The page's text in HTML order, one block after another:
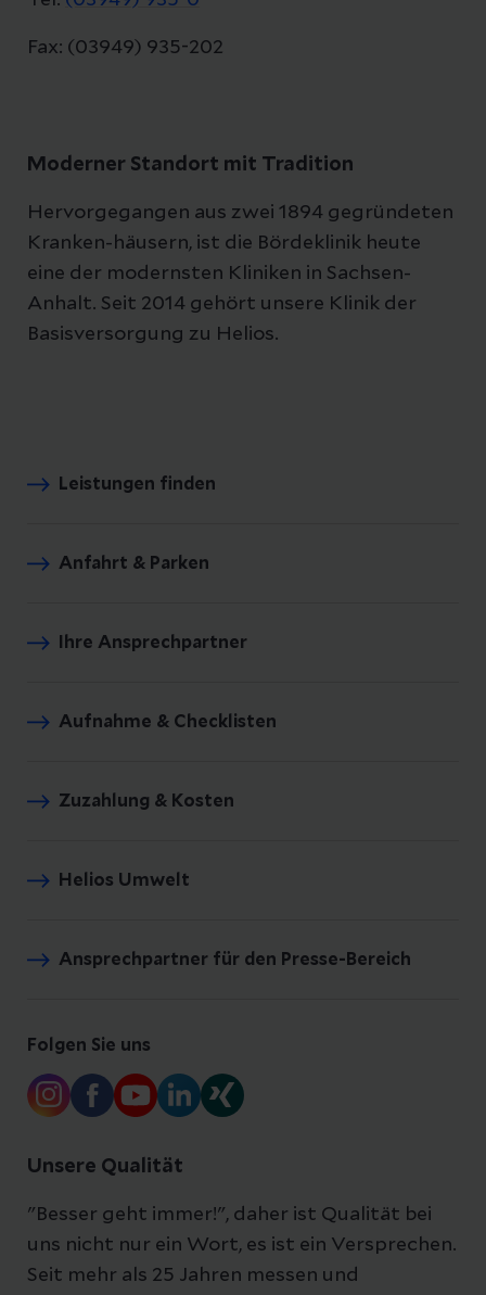
Fax: (03949) 935-202
Moderner Standort mit Tradition
Hervorgegangen aus zwei 1894 gegründeten
Kranken-häusern, ist die Bördeklinik heute
eine der modernsten Kliniken in Sachsen-
Anhalt. Seit 2014 gehört unsere Klinik der
Basisversorgung zu Helios.
Leistungen finden
Anfahrt & Parken
Ihre Ansprechpartner
Aufnahme & Checklisten
Zuzahlung & Kosten
Helios Umwelt
Ansprechpartner für den Presse-Bereich
Folgen Sie uns
Unsere Qualität
"Besser geht immer!", daher ist Qualität bei
uns nicht nur ein Wort, es ist ein Versprechen.
Seit mehr als 25 Jahren messen und